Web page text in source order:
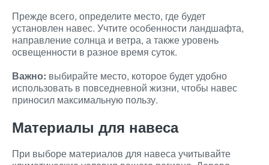
Прежде всего, определите место, где будет
установлен навес. Учтите особенности ландшафта,
направление солнца и ветра, а также уровень
освещенности в разное время суток.
Важно: выбирайте место, которое будет удобно
использовать в повседневной жизни, чтобы навес
приносил максимальную пользу.
Материалы для навеса
При выборе материалов для навеса учитывайте